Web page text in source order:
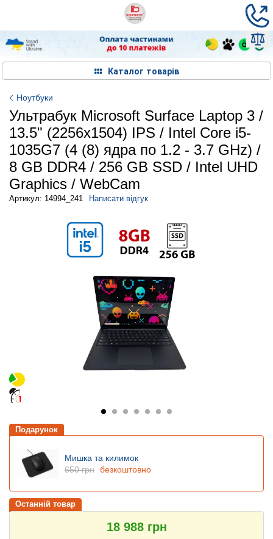
Каталог товарів
Ноутбуки
Ультрабук Microsoft Surface Laptop 3 /
13.5" (2256x1504) IPS / Intel Core i5-
1035G7 (4 (8) ядра по 1.2 - 3.7 GHz) /
8 GB DDR4 / 256 GB SSD / Intel UHD
Graphics / WebCam
Артикул: 14994_241 Написати відгук
Подарунок
Мишка та килимок
650 грн безкоштовно
Останній товар
18 988 грн